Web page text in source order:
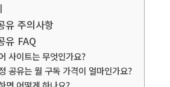
주의사항
유 FAQ
사이트는 무엇인가요?
공유는 월 구독 가격이 얼마인가요?